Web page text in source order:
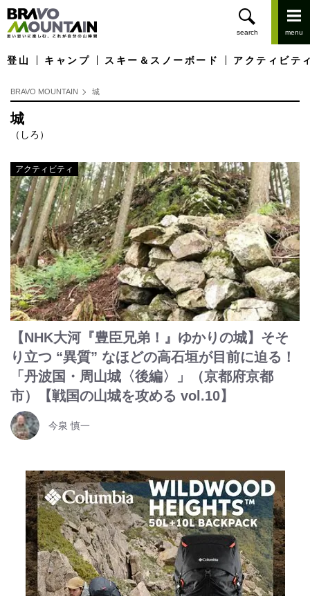
登山 キャンプ スキー＆スノーボード アクティビテ
BRAVO MOUNTAIN 城
城
（しろ）
アクティビティ
【NHK大河『豊臣兄弟！』ゆかりの城】そそ
り立つ “異質” なほどの高石垣が目前に迫る！
「丹波国・周山城〈後編〉」（京都府京都
市）【戦国の山城を攻める vol.10】
今泉 慎一